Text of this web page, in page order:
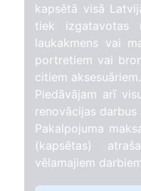
kapsētā visā
tiek izgatavotas
laukakmens vai
portretiem vai
citiem aksesuāriem.
Piedāvājam arī
renovācijas
Pakalpojuma
(kapsētas)
vēlamajiem